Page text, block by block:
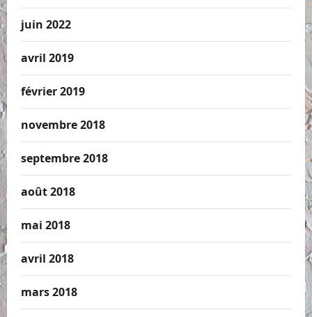
juin 2022
avril 2019
février 2019
novembre 2018
septembre 2018
août 2018
mai 2018
avril 2018
mars 2018